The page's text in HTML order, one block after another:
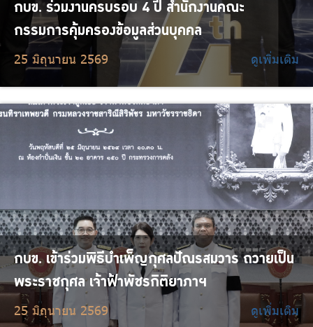
กบข. ร่วมงานครบรอบ 4 ปี สำนักงานคณะ
กรรมการคุ้มครองข้อมูลส่วนบุคคล
25 มิถุนายน 2569 ดูเพิ่มเติม
กบข. เข้าร่วมพิธีบำเพ็ญกุศลปัณรสมวาร ถวายเป็น
พระราชกุศล เจ้าฟ้าพัชรกิติยาภาฯ
25 มิถุนายน 2569 ดูเพิ่มเติม